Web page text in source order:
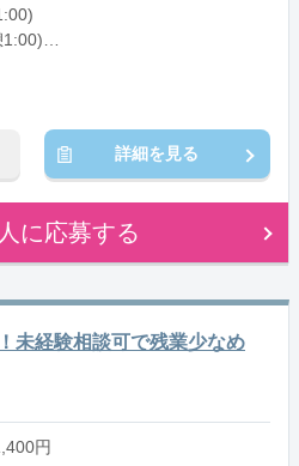
詳細を見る
に応募する
未経験相談可で残業少なめ
円